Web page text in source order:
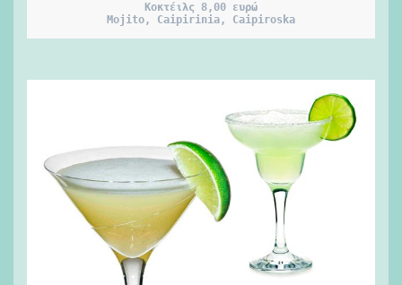
Κοκτέιλς 8,00 ευρώ
Mojito, Caipirinia, Caipiroska